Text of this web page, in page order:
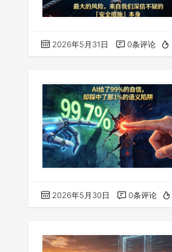
2026年5月31日 0条评论
2026年5月30日 0条评论